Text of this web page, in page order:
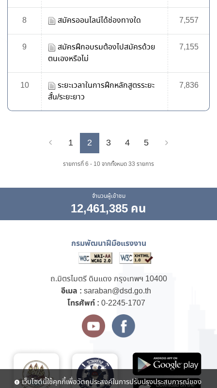
8 สมัครออนไลน์ได้ช่องทางใด 7,557
9
สมัครฝึกอบรมต้องไปสมัครด้วย
ตนเองหรือไม่
7,155
10
ระยะเวลาในการฝึกหลักสูตรระยะ
สั้น/ระยะยาว
7,836
1 2 3 4 5
รายการที่ 6 - 10 จากทั้งหมด 33 รายการ
จำนวนผู้เข้าชม
12,461,385 คน
กรมพัฒนาฝีมือแรงงาน
ถ.มิตรไมตรี ดินแดง กรุงเทพฯ 10400
อีเมล : saraban@dsd.go.th
โทรศัพท์ : 0-2245-1707
เว็บไซต์นี้ใช้คุกกี้เพื่อวัตถุประสงค์ในการปรับปรุงประสบการณ์ของ